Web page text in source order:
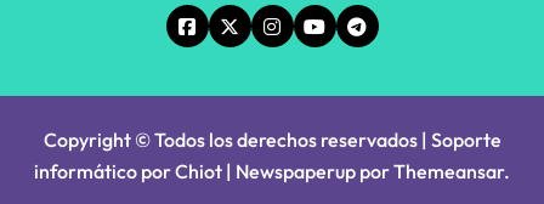
Copyright © Todos los derechos reservados | Soporte
informático por Chiot | Newspaperup porThemeansar.